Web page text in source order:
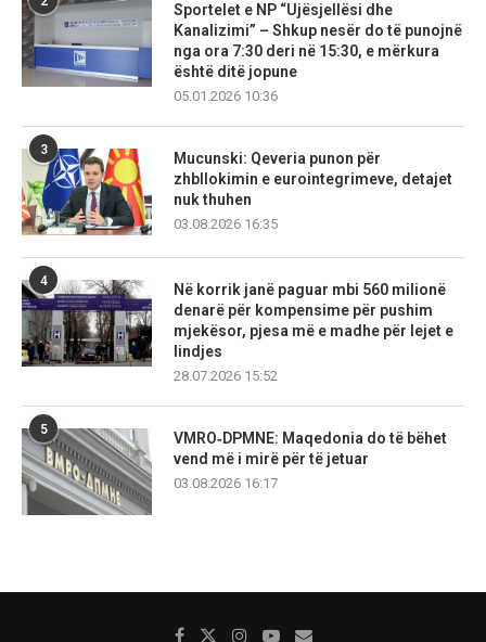
Sportelet e NP “Ujësjellësi dhe
Kanalizimi” – Shkup nesër do të punojnë
nga ora 7:30 deri në 15:30, e mërkura
është ditë jopune
05.01.2026 10:36
3
Mucunski: Qeveria punon për
zhbllokimin e eurointegrimeve, detajet
nuk thuhen
03.08.2026 16:35
4
Në korrik janë paguar mbi 560 milionë
denarë për kompensime për pushim
mjekësor, pjesa më e madhe për lejet e
lindjes
28.07.2026 15:52
5
VMRO‑DPMNE: Maqedonia do të bëhet
vend më i mirë për të jetuar
03.08.2026 16:17